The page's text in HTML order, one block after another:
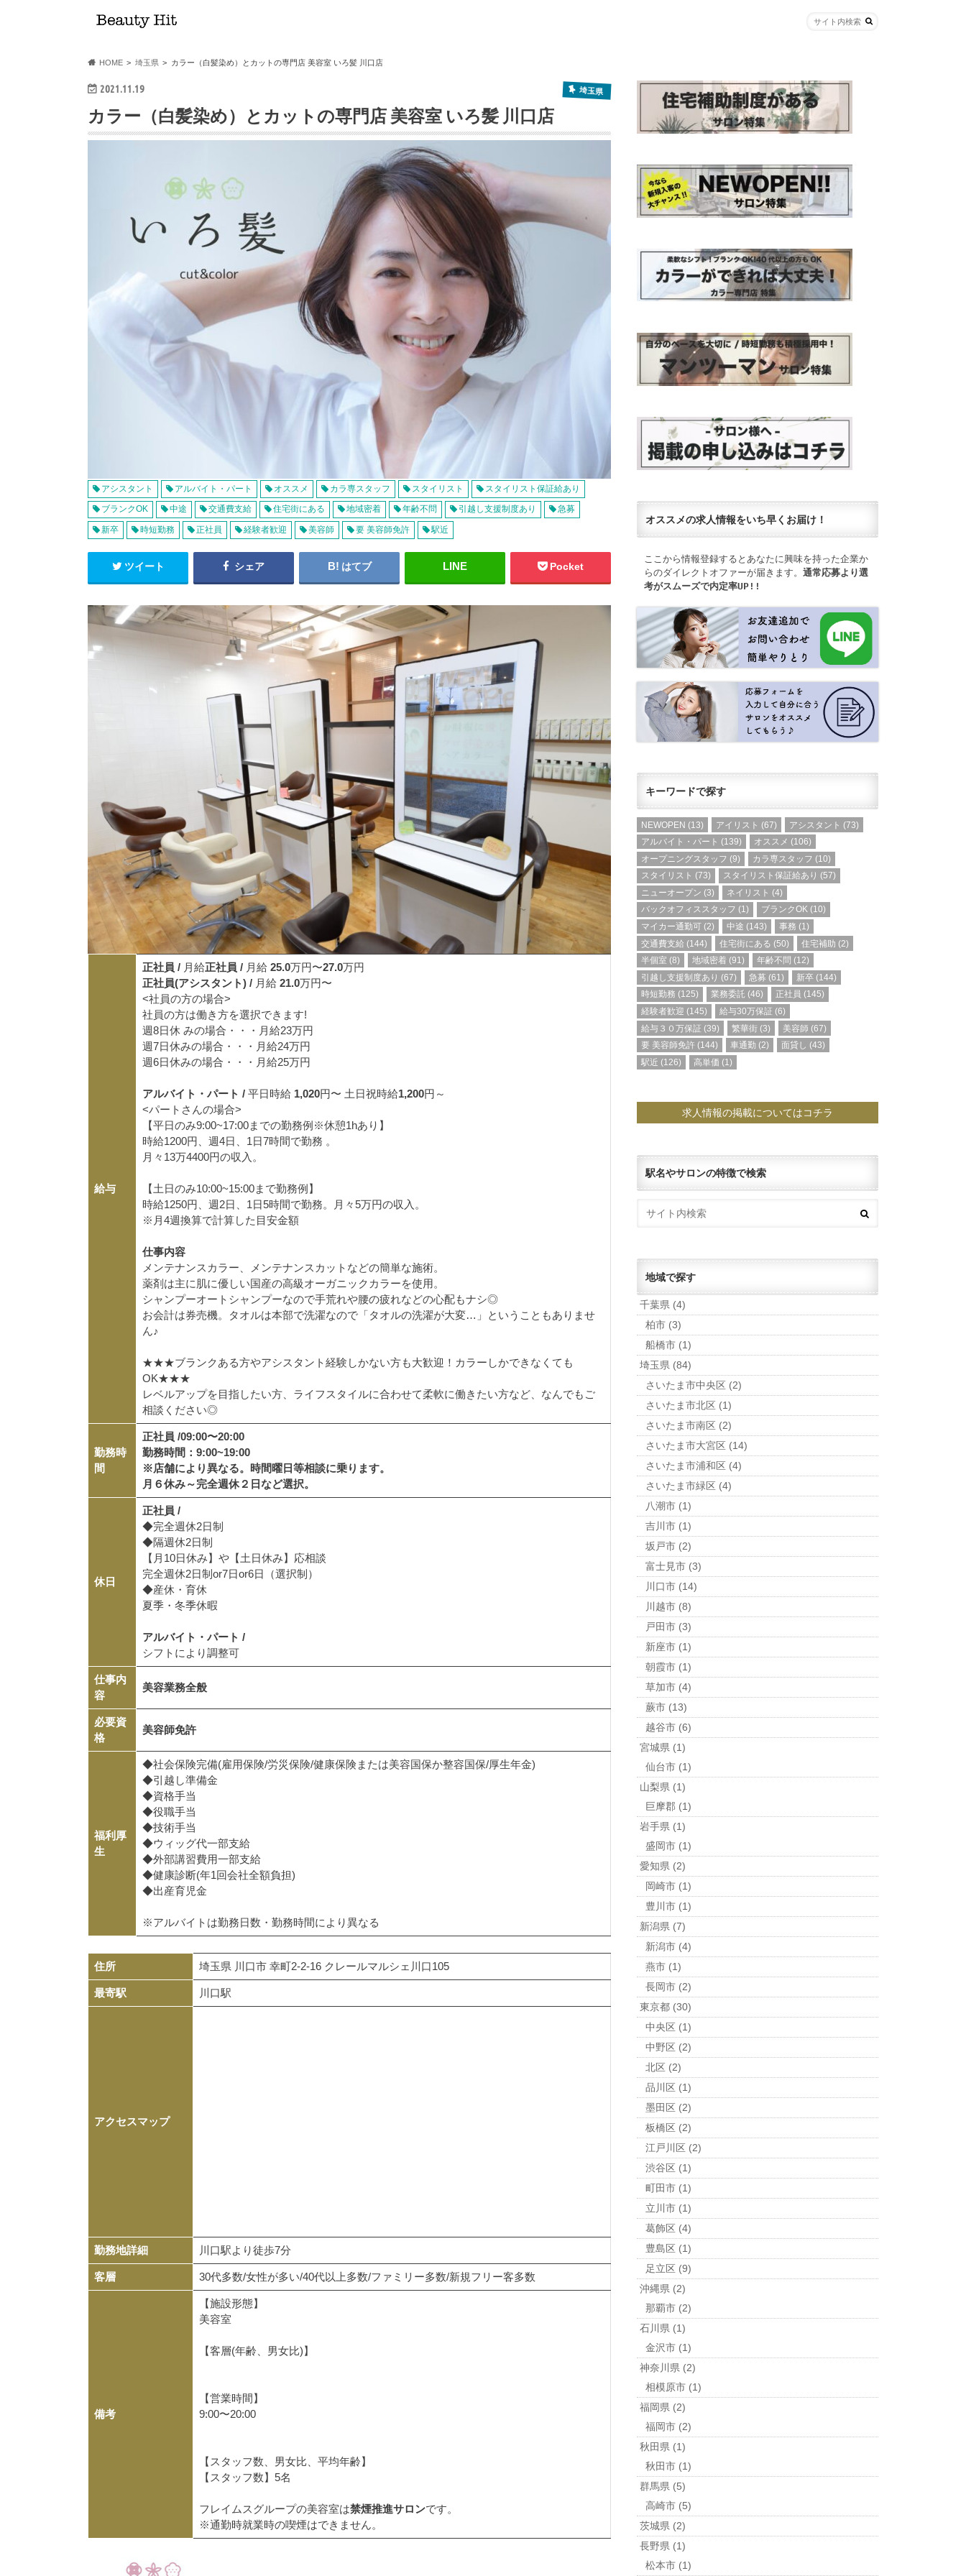
HOME 埼玉県 カラー（白髪染め）とカットの専門店 美容室 いろ髪 川口店
2021.11.19 埼玉県
カラー（白髪染め）とカットの専門店 美容室 いろ髪 川口店
アシスタント アルバイト・パート オススメ カラ専スタッフ スタイリスト スタイリスト保証給あり
ブランクOK 中途 交通費支給 住宅街にある 地域密着 年齢不問 引越し支援制度あり 急募
新卒 時短勤務 正社員 経験者歓迎 美容師 要 美容師免許 駅近
ツイート シェア はてブ Pocket
給与
正社員 /月給正社員 /月給 25.0万円〜27.0万円
正社員(アシスタント) /月給 21.0万円〜
<社員の方の場合>
社員の方は働き方を選択できます!
週8日休 みの場合・・・月給23万円
週7日休みの場合・・・月給24万円
週6日休みの場合・・・月給25万円
アルバイト・パート /平日時給 1,020円〜 土日祝時給1,200円～
<パートさんの場合>
【平日のみ9:00~17:00までの勤務例※休憩1hあり】
時給1200円、週4日、1日7時間で勤務 。
月々13万4400円の収入。
【土日のみ10:00~15:00まで勤務例】
時給1250円、週2日、1日5時間で勤務。月々5万円の収入。
※月4週換算で計算した目安金額
仕事内容
メンテナンスカラー、メンテナンスカットなどの簡単な施術。
薬剤は主に肌に優しい国産の高級オーガニックカラーを使用。
シャンプーオートシャンプーなので手荒れや腰の疲れなどの心配もナシ◎
お会計は券売機。タオルは本部で洗濯なので「タオルの洗濯が大変…」ということもありませ
ん♪
★★★ブランクある方やアシスタント経験しかない方も大歓迎！カラーしかできなくても
OK★★★
レベルアップを目指したい方、ライフスタイルに合わせて柔軟に働きたい方など、なんでもご
相談ください◎
勤務時
間
正社員 /09:00〜20:00
勤務時間：9:00~19:00
※店舗により異なる。時間曜日等相談に乗ります。
月６休み～完全週休２日など選択。
休日
正社員 /
◆完全週休2日制
◆隔週休2日制
【月10日休み】や【土日休み】応相談
完全週休2日制or7日or6日（選択制）
◆産休・育休
夏季・冬季休暇
アルバイト・パート /
シフトにより調整可
仕事内
容
美容業務全般
必要資
格
美容師免許
福利厚
生
◆社会保険完備(雇用保険/労災保険/健康保険または美容国保か整容国保/厚生年金)
◆引越し準備金
◆資格手当
◆役職手当
◆技術手当
◆ウィッグ代一部支給
◆外部講習費用一部支給
◆健康診断(年1回会社全額負担)
◆出産育児金
※アルバイトは勤務日数・勤務時間により異なる
住所 埼玉県 川口市 幸町2-2-16 クレールマルシェ川口105
最寄駅 川口駅
アクセスマップ
勤務地詳細 川口駅より徒歩7分
客層 30代多数/女性が多い/40代以上多数/ファミリー多数/新規フリー客多数
備考
【施設形態】
美容室
【客層(年齢、男女比)】
【営業時間】
9:00〜20:00
【スタッフ数、男女比、平均年齢】
【スタッフ数】5名
フレイムスグループの美容室は禁煙推進サロンです。
※通勤時就業時の喫煙はできません。
オススメの求人情報をいち早くお届け！
ここから情報登録するとあなたに興味を持った企業か
らのダイレクトオファーが届きます。 通常応募より選
考がスムーズで内定率UP!!
キーワードで探す
NEWOPEN (13) アイリスト (67) アシスタント (73)
アルバイト・パート (139) オススメ (106)
オープニングスタッフ (9) カラ専スタッフ (10)
スタイリスト (73) スタイリスト保証給あり (57)
ニューオープン (3) ネイリスト (4)
バックオフィススタッフ (1) ブランクOK (10)
マイカー通勤可 (2) 中途 (143) 事務 (1)
交通費支給 (144) 住宅街にある (50) 住宅補助 (2)
半個室 (8) 地域密着 (91) 年齢不問 (12)
引越し支援制度あり (67) 急募 (61) 新卒 (144)
時短勤務 (125) 業務委託 (46) 正社員 (145)
経験者歓迎 (145) 給与30万保証 (6)
給与３０万保証 (39) 繁華街 (3) 美容師 (67)
要 美容師免許 (144) 車通勤 (2) 面貸し (43)
駅近 (126) 高単価 (1)
求人情報の掲載についてはコチラ
駅名やサロンの特徴で検索
地域で探す
千葉県 (4)
柏市 (3)
船橋市 (1)
埼玉県 (84)
さいたま市中央区 (2)
さいたま市北区 (1)
さいたま市南区 (2)
さいたま市大宮区 (14)
さいたま市浦和区 (4)
さいたま市緑区 (4)
八潮市 (1)
吉川市 (1)
坂戸市 (2)
富士見市 (3)
川口市 (14)
川越市 (8)
戸田市 (3)
新座市 (1)
朝霞市 (1)
草加市 (4)
蕨市 (13)
越谷市 (6)
宮城県 (1)
仙台市 (1)
山梨県 (1)
巨摩郡 (1)
岩手県 (1)
盛岡市 (1)
愛知県 (2)
岡崎市 (1)
豊川市 (1)
新潟県 (7)
新潟市 (4)
燕市 (1)
長岡市 (2)
東京都 (30)
中央区 (1)
中野区 (2)
北区 (2)
品川区 (1)
墨田区 (2)
板橋区 (2)
江戸川区 (2)
渋谷区 (1)
町田市 (1)
立川市 (1)
葛飾区 (4)
豊島区 (1)
足立区 (9)
沖縄県 (2)
那覇市 (2)
石川県 (1)
金沢市 (1)
神奈川県 (2)
相模原市 (1)
福岡県 (2)
福岡市 (2)
秋田県 (1)
秋田市 (1)
群馬県 (5)
高崎市 (5)
茨城県 (2)
長野県 (1)
松本市 (1)